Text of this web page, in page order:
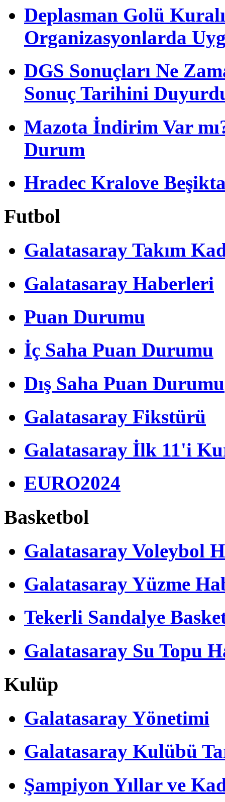
Deplasman Golü
Organizasyonlarda
DGS Sonuçları Ne
Sonuç Tarihini
Mazota İndirim Var
Durum
Hradec Kralove
Futbol
Galatasaray Takım
Galatasaray Haberleri
Puan Durumu
İç Saha Puan Durumu
Dış Saha Puan Durumu
Galatasaray Fikstürü
Galatasaray İlk 11'i
EURO2024
Basketbol
Galatasaray Voleybol
Galatasaray Yüzme
Tekerli Sandalye
Galatasaray Su Topu
Kulüp
Galatasaray Yönetimi
Galatasaray Kulübü
Şampiyon Yıllar ve